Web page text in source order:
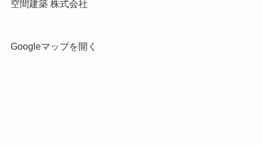
空間建築 株式会社
Googleマップを開く